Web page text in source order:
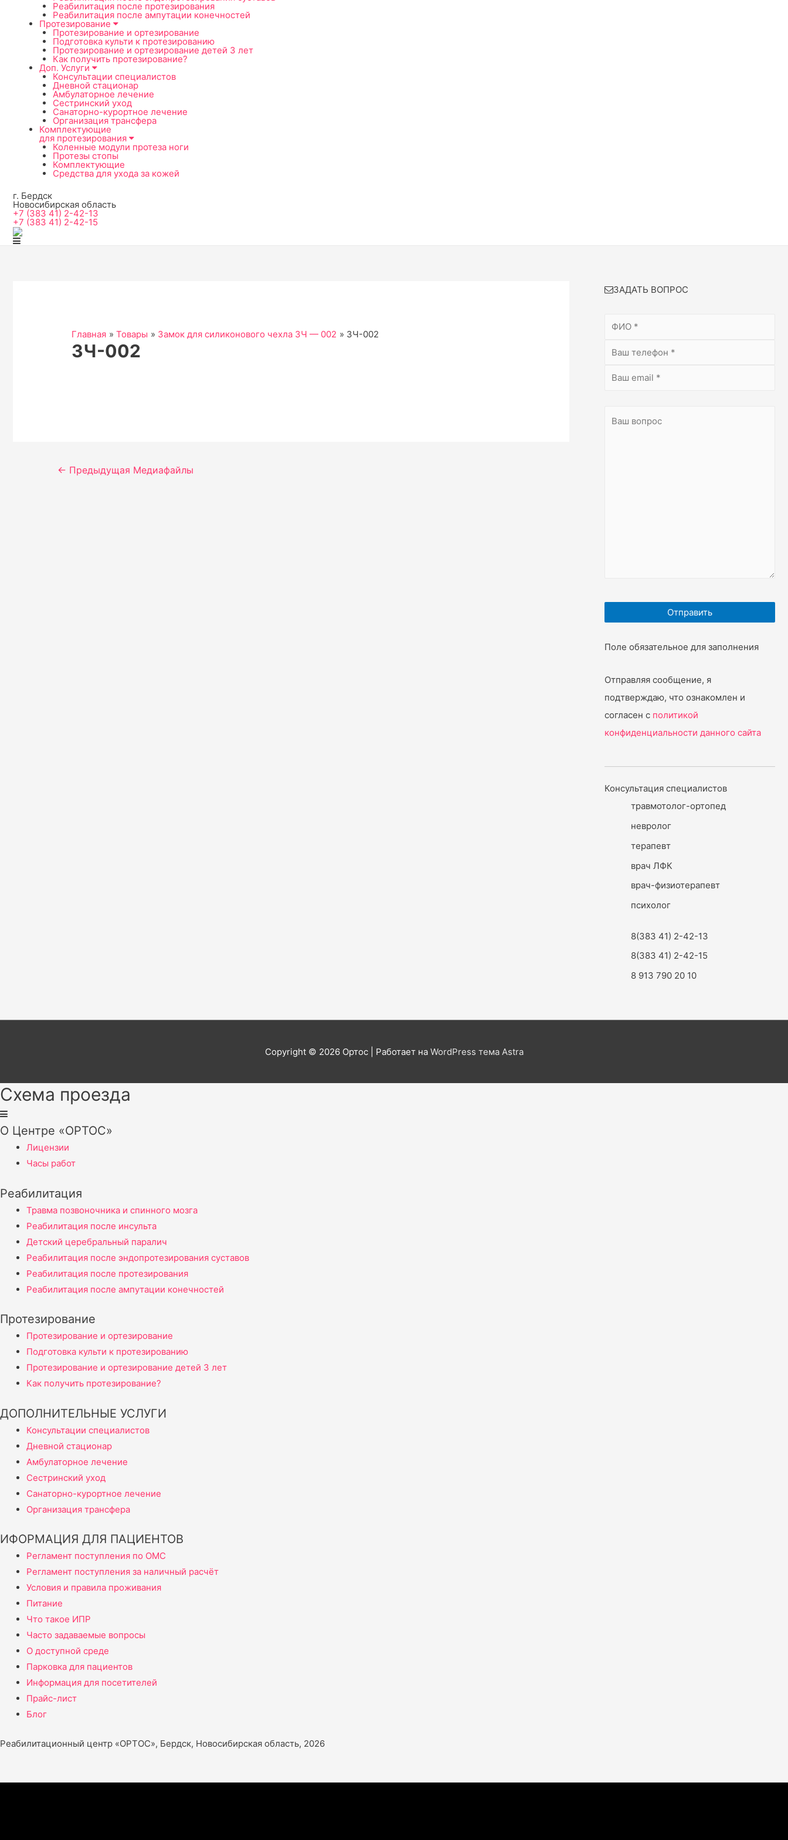
Реабилитация после протезирования
Реабилитация после ампутации конечностей
Протезирование
Протезирование и ортезирование
Подготовка культи к протезированию
Протезирование и ортезирование детей 3 лет
Как получить протезирование?
Доп. Услуги
Консультации специалистов
Дневной стационар
Амбулаторное лечение
Сестринский уход
Санаторно-курортное лечение
Организация трансфера
Комплектующие
для протезирования
Коленные модули протеза ноги
Протезы стопы
Комплектующие
Средства для ухода за кожей
г. Бердск
Новосибирская область
+7 (383 41) 2-42-13
+7 (383 41) 2-42-15
Главная Товары Замок для силиконового чехла ЗЧ — 002 ЗЧ-002
ЗЧ-002
Навигация
← Предыдущая Медиафайлы
ЗАДАТЬ ВОПРОС
Поле обязательное для заполнения
Отправляя сообщение, я
подтверждаю, что ознакомлен и
согласен с политикой
конфиденциальности данного сайта
Консультация специалистов
травмотолог-ортопед
невролог
терапевт
врач ЛФК
врач-физиотерапевт
психолог
8(383 41) 2-42-13
8(383 41) 2-42-15
8 913 790 20 10
Copyright © 2026 Ортос| Работает на WordPress тема Astra
Схема проезда
О Центре «ОРТОС»
Лицензии
Часы работ
Реабилитация
Травма позвоночника и спинного мозга
Реабилитация после инсульта
Детский церебральный паралич
Реабилитация после эндопротезирования суставов
Реабилитация после протезирования
Реабилитация после ампутации конечностей
Протезирование
Протезирование и ортезирование
Подготовка культи к протезированию
Протезирование и ортезирование детей 3 лет
Как получить протезирование?
ДОПОЛНИТЕЛЬНЫЕ УСЛУГИ
Консультации специалистов
Дневной стационар
Амбулаторное лечение
Сестринский уход
Санаторно-курортное лечение
Организация трансфера
ИФОРМАЦИЯ ДЛЯ ПАЦИЕНТОВ
Регламент поступления по ОМС
Регламент поступления за наличный расчёт
Условия и правила проживания
Питание
Что такое ИПР
Часто задаваемые вопросы
О доступной среде
Парковка для пациентов
Информация для посетителей
Прайс-лист
Блог
Реабилитационный центр «ОРТОС», Бердск, Новосибирская область, 2026